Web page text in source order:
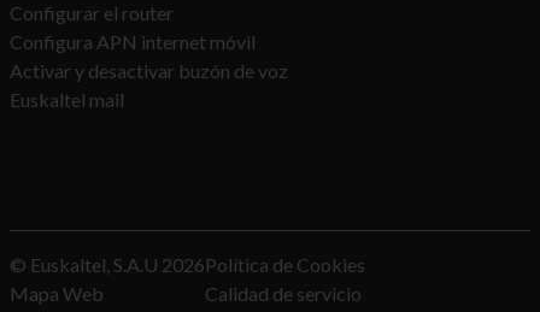
Configurar el router
Configura APN internet móvil
Activar y desactivar buzón de voz
Euskaltel mail
© Euskaltel, S.A.U 2026
Mapa Web
Política de Cookies
Calidad de servicio